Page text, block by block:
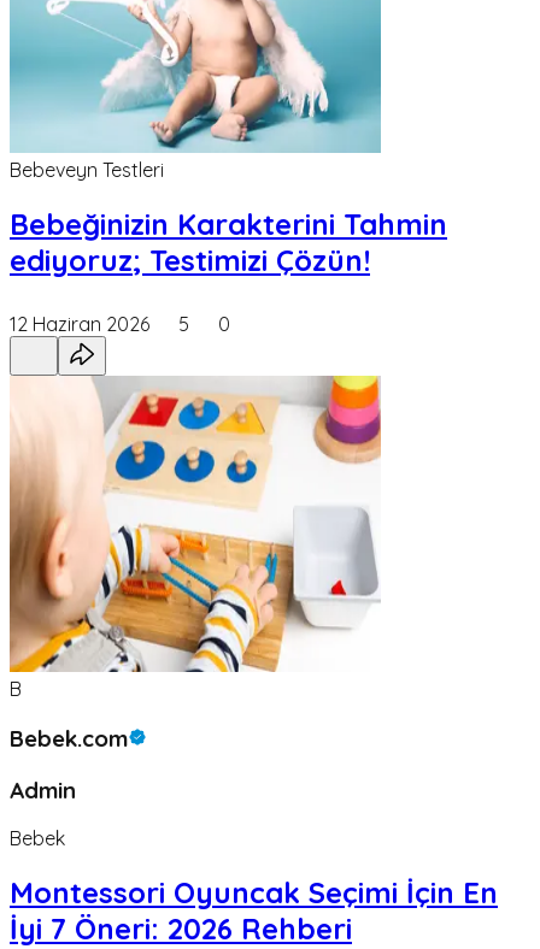
Bebeveyn Testleri
Bebeğinizin Karakterini Tahmin
ediyoruz; Testimizi Çözün!
12 Haziran 2026 5 0
B
Bebek.com
Admin
Bebek
Montessori Oyuncak Seçimi İçin En
İyi 7 Öneri: 2026 Rehberi